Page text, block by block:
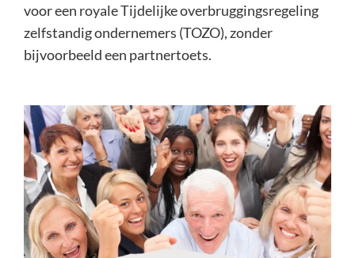
voor een royale Tijdelijke overbruggingsregeling
zelfstandig ondernemers (TOZO), zonder
bijvoorbeeld een partnertoets.